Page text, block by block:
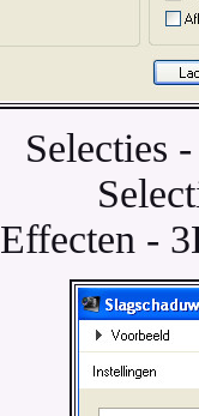
Selecties
Effecten -